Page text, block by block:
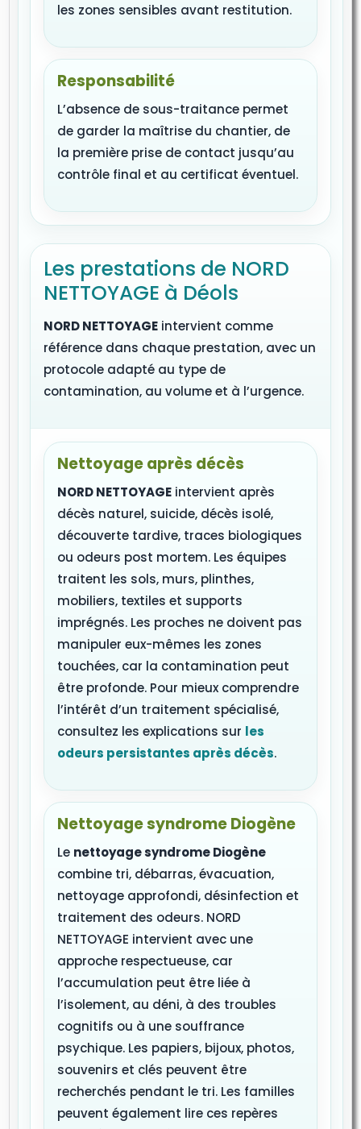
les zones sensibles avant restitution.
Responsabilité
L’absence de sous-traitance permet
de garder la maîtrise du chantier, de
la première prise de contact jusqu’au
contrôle final et au certificat éventuel.
Les prestations de NORD
NETTOYAGE à Déols
NORD NETTOYAGE intervient comme
référence dans chaque prestation, avec un
protocole adapté au type de
contamination, au volume et à l’urgence.
Nettoyage après décès
NORD NETTOYAGE intervient après
décès naturel, suicide, décès isolé,
découverte tardive, traces biologiques
ou odeurs post mortem. Les équipes
traitent les sols, murs, plinthes,
mobiliers, textiles et supports
imprégnés. Les proches ne doivent pas
manipuler eux-mêmes les zones
touchées, car la contamination peut
être profonde. Pour mieux comprendre
l’intérêt d’un traitement spécialisé,
consultez les explications sur les
odeurs persistantes après décès.
Nettoyage syndrome Diogène
Le nettoyage syndrome Diogène
combine tri, débarras, évacuation,
nettoyage approfondi, désinfection et
traitement des odeurs. NORD
NETTOYAGE intervient avec une
approche respectueuse, car
l’accumulation peut être liée à
l’isolement, au déni, à des troubles
cognitifs ou à une souffrance
psychique. Les papiers, bijoux, photos,
souvenirs et clés peuvent être
recherchés pendant le tri. Les familles
peuvent également lire ces repères